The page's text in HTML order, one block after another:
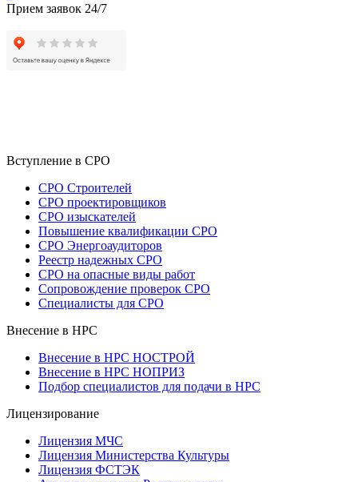
Прием заявок 24/7
Вступление в СРО
СРО Строителей
СРО проектировщиков
СРО изыскателей
Повышение квалификации СРО
СРО Энергоаудиторов
Реестр надежных СРО
СРО на опасные виды работ
Сопровождение проверок СРО
Специалисты для СРО
Внесение в НРС
Внесение в НРС НОСТРОЙ
Внесение в НРС НОПРИЗ
Подбор специалистов для подачи в НРС
Лицензирование
Лицензия МЧС
Лицензия Министерства Культуры
Лицензия ФСТЭК